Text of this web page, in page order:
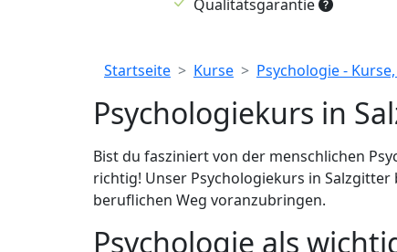
Qualitätsgarantie
Breadcrumb
Startseite Kurse Psychologie -
Psychologiekurs in
Bist du fasziniert von der menschlichen
richtig! Unser Psychologiekurs in
beruflichen Weg voranzubringen.
Psychologie als